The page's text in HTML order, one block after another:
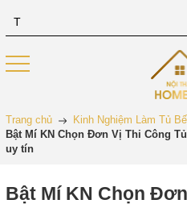
Trang chủ
Kinh Nghiệm Làm Tủ
Bật Mí KN Chọn Đơn Vị Thi Công
uy tín
Bật Mí KN Chọn